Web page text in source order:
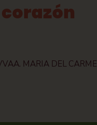
MARIA DEL